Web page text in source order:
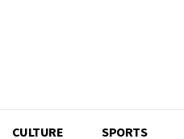
CULTURE SPORTS